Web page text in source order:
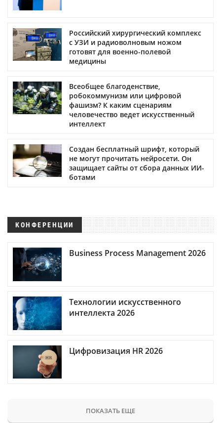
Российский хирургический комплекс
с УЗИ и радиоволновым ножом
готовят для военно-полевой
медицины
Всеобщее благоденствие,
робокоммунизм или цифровой
фашизм? К каким сценариям
человечество ведет искусственный
интеллект
Создан бесплатный шрифт, который
не могут прочитать нейросети. Он
защищает сайты от сбора данных ИИ-
ботами
КОНФЕРЕНЦИИ
Business Process Management 2026
Технологии искусственного
интеллекта 2026
Цифровизация HR 2026
ПОКАЗАТЬ ЕЩЕ